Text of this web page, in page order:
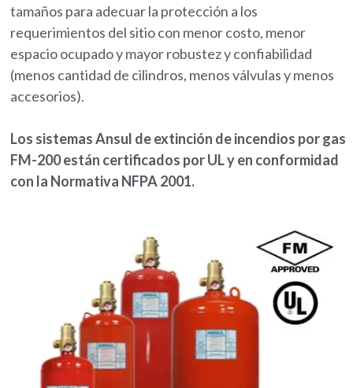
tamaños para adecuar la protección a los
requerimientos del sitio con menor costo, menor
espacio ocupado y mayor robustez y confiabilidad
(menos cantidad de cilindros, menos válvulas y menos
accesorios).
Los sistemas Ansul de extinción de incendios por gas
FM-200 están certificados por UL y en conformidad
con la Normativa NFPA 2001.